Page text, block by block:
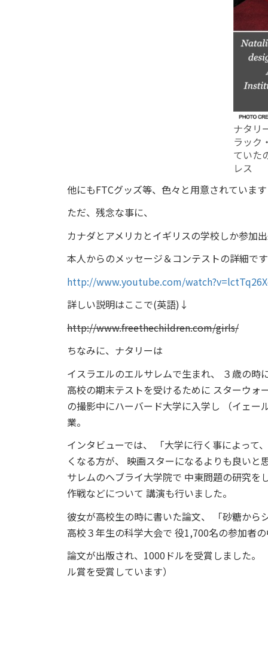
ナタリ
ラック
ていた
レス
他にもFTCグッズ等、色々と用意されていま
ただ、残念な事に、
カナダとアメリカとイギリスの学校しか参加
本人からのメッセージ＆コンテストの詳細で
http://www.youtube.com/
詳しい説明はここで(英語)↓
http://www.freethechildren.com/girls/
ちなみに、ナタリーは
イスラエルのエルサレムで生まれ、 ３歳の
高校の期末テストを受けるために スターウォ
の撮影中にハーバード大学に入学し （イェ
業。
インタビューでは、 「大学に行く事によって
くなる方が、 映画スターになるよりも良い
サレムのヘブライ大学院で 中東問題の研究を
作戦などについて 講演も行いました。
彼女が高校生の時に書いた論文、 「砂糖から
高校３年生の科学大会で 役1,700名の参加者
論文が出版され、1000ドルを受賞しました。
ル賞を受賞しています）